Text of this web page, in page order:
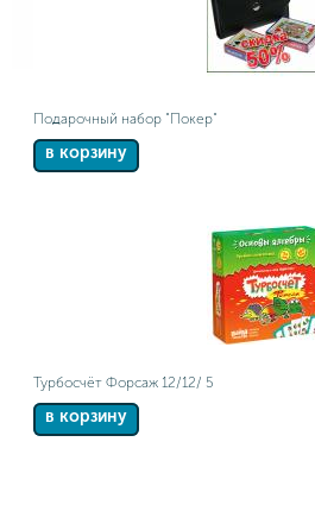
Подарочный набор "Покер"
в корзину
Турбосчёт Форсаж 12/12/ 5
в корзину